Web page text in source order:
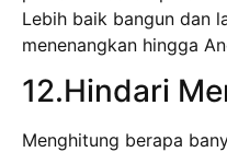
Lebih baik bangun dan
menenangkan hingga
12.Hindari
Menghitung berapa